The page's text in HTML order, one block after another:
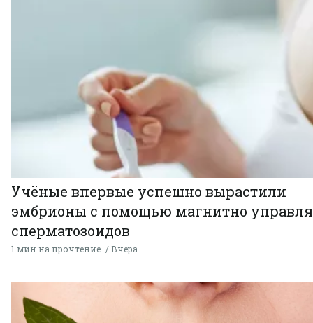
Учёные впервые успешно вырастили
эмбрионы с помощью магнитно
сперматозоидов
1 мин на прочтение Вчера